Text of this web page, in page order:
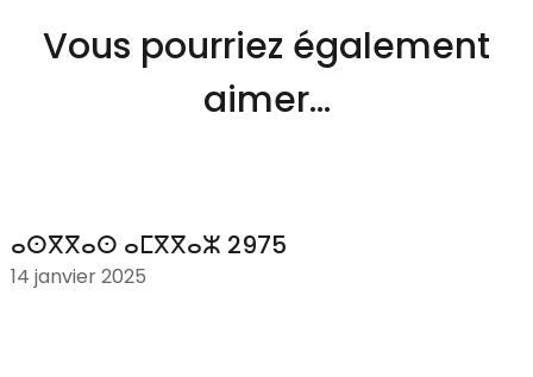
Vous pourriez également
aimer...
ⴰⵙⴳⴳⴰⵙ ⴰⵎⴳⴳⴰⵣ 2975
14 janvier 2025